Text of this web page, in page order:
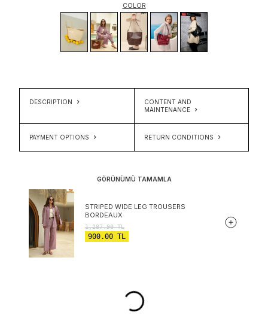
COLOR
DESCRIPTION
CONTENT AND
MAINTENANCE
PAYMENT OPTIONS RETURN CONDITIONS
GÖRÜNÜMÜ TAMAMLA
STRIPED WIDE LEG TROUSERS
BORDEAUX
1,287.90TL
900.00 TL